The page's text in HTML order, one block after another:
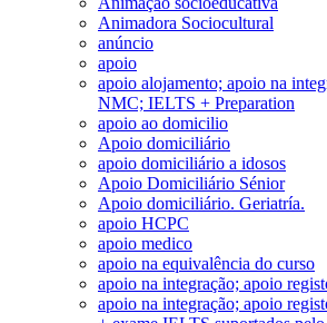
Animadora Sociocultural
anúncio
apoio
apoio alojamento; apoio na
NMC; IELTS + Preparation
apoio ao domicilio
Apoio domiciliário
apoio domiciliário a idosos
Apoio Domiciliário Sénior
Apoio domiciliário. Geriatría.
apoio HCPC
apoio medico
apoio na equivalência do curso
apoio na integração; apoio
apoio na integração; apoio